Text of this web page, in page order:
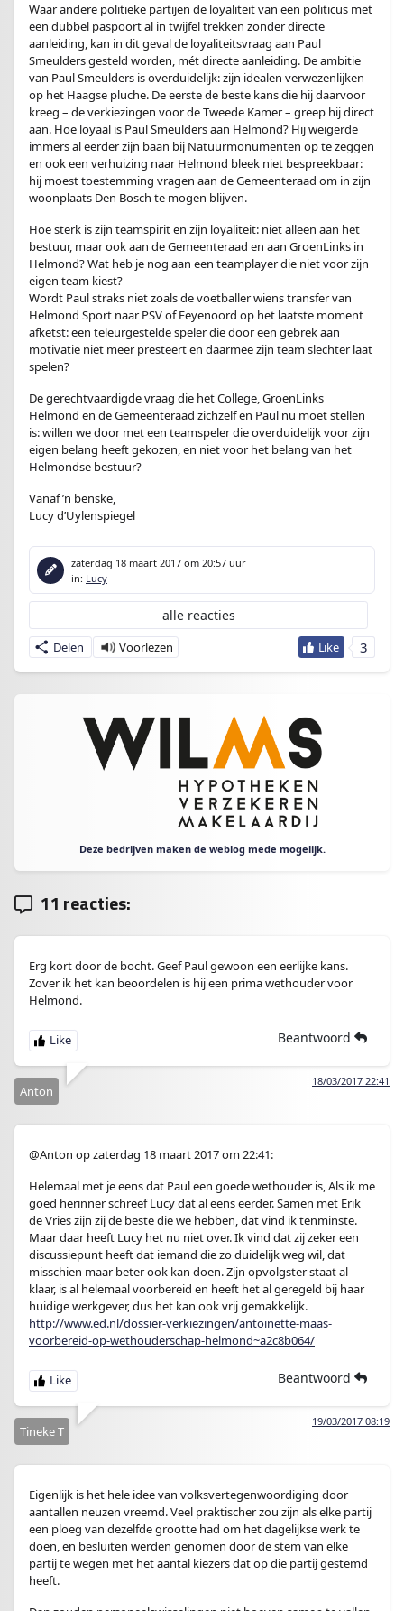
Waar andere politieke partijen de loyaliteit van een politicus met
een dubbel paspoort al in twijfel trekken zonder directe
aanleiding, kan in dit geval de loyaliteitsvraag aan Paul
Smeulders gesteld worden, mét directe aanleiding. De ambitie
van Paul Smeulders is overduidelijk: zijn idealen verwezenlijken
op het Haagse pluche. De eerste de beste kans die hij daarvoor
kreeg – de verkiezingen voor de Tweede Kamer – greep hij direct
aan. Hoe loyaal is Paul Smeulders aan Helmond? Hij weigerde
immers al eerder zijn baan bij Natuurmonumenten op te zeggen
en ook een verhuizing naar Helmond bleek niet bespreekbaar:
hij moest toestemming vragen aan de Gemeenteraad om in zijn
woonplaats Den Bosch te mogen blijven.
Hoe sterk is zijn teamspirit en zijn loyaliteit: niet alleen aan het
bestuur, maar ook aan de Gemeenteraad en aan GroenLinks in
Helmond? Wat heb je nog aan een teamplayer die niet voor zijn
eigen team kiest?
Wordt Paul straks niet zoals de voetballer wiens transfer van
Helmond Sport naar PSV of Feyenoord op het laatste moment
afketst: een teleurgestelde speler die door een gebrek aan
motivatie niet meer presteert en daarmee zijn team slechter laat
spelen?
De gerechtvaardigde vraag die het College, GroenLinks
Helmond en de Gemeenteraad zichzelf en Paul nu moet stellen
is: willen we door met een teamspeler die overduidelijk voor zijn
eigen belang heeft gekozen, en niet voor het belang van het
Helmondse bestuur?
Vanaf ’n benske,
Lucy d’Uylenspiegel
zaterdag 18 maart 2017 om 20:57 uur
in: Lucy
3
Delen
alle reacties
Deze bedrijven maken de weblog mede mogelijk.
11 reacties:
Erg kort door de bocht. Geef Paul gewoon een eerlijke kans.
Zover ik het kan beoordelen is hij een prima wethouder voor
Helmond.
Beantwoord
18/03/2017 22:41
Anton
@Anton op zaterdag 18 maart 2017 om 22:41:
Helemaal met je eens dat Paul een goede wethouder is, Als ik me
goed herinner schreef Lucy dat al eens eerder. Samen met Erik
de Vries zijn zij de beste die we hebben, dat vind ik tenminste.
Maar daar heeft Lucy het nu niet over. Ik vind dat zij zeker een
discussiepunt heeft dat iemand die zo duidelijk weg wil, dat
misschien maar beter ook kan doen. Zijn opvolgster staat al
klaar, is al helemaal voorbereid en heeft het al geregeld bij haar
huidige werkgever, dus het kan ook vrij gemakkelijk.
http://www.ed.nl/dossier-verkiezingen/antoinette-maas-
voorbereid-op-wethouderschap-helmond~a2c8b064/
Beantwoord
19/03/2017 08:19
Tineke T
Eigenlijk is het hele idee van volksvertegenwoordiging door
aantallen neuzen vreemd. Veel praktischer zou zijn als elke partij
een ploeg van dezelfde grootte had om het dagelijkse werk te
doen, en besluiten werden genomen door de stem van elke
partij te wegen met het aantal kiezers dat op die partij gestemd
heeft.